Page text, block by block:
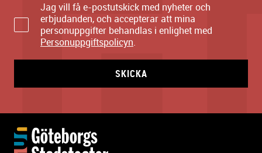
Jag vill få e-postutskick med nyheter och
erbjudanden, och accepterar att mina
personuppgifter behandlas i enlighet med
Personuppgiftspolicyn.
SKICKA